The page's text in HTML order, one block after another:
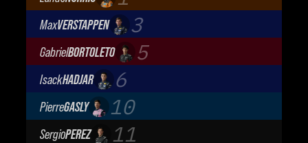
McLaren Mastercard F1 Team
MaxVERSTAPPEN 3
Oracle Red Bull Racing
GabrielBORTOLETO 5
Audi Revolut F1 Team
IsackHADJAR 6
Oracle Red Bull Racing
PierreGASLY 10
BWT Alpine Formula One Team
SergioPEREZ 11